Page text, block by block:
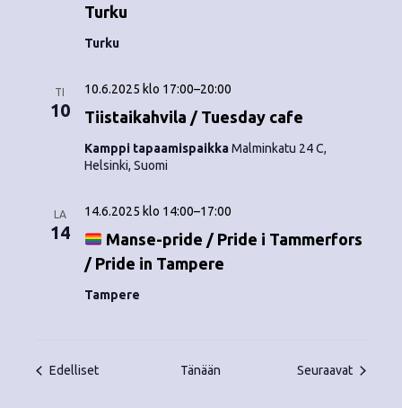
Turku
Turku
TI
10 Tiistaikahvila / Tuesday cafe
10.6.2025 klo 17:00–20:00
Kamppi tapaamispaikkaMalminkatu 24 C,
Helsinki, Suomi
LA
14
Manse-pride / Pride i Tammerfors
/ Pride in Tampere
14.6.2025 klo 14:00–17:00
Tampere
EdellisetTapahtumat Tänään Seuraavat